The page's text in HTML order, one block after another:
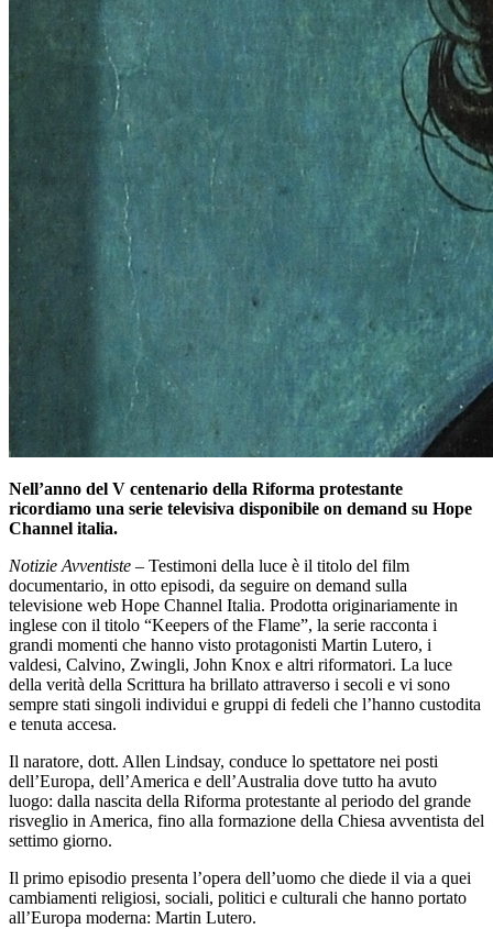
Nell’anno del V centenario della Riforma protestante
ricordiamo una serie televisiva disponibile on demand su Hope
Channel italia.
Notizie Avventiste – Testimoni della luce è il titolo del film
documentario, in otto episodi, da seguire on demand sulla
televisione web Hope Channel Italia. Prodotta originariamente in
inglese con il titolo “Keepers of the Flame”, la serie racconta i
grandi momenti che hanno visto protagonisti Martin Lutero, i
valdesi, Calvino, Zwingli, John Knox e altri riformatori. La luce
della verità della Scrittura ha brillato attraverso i secoli e vi sono
sempre stati singoli individui e gruppi di fedeli che l’hanno custodita
e tenuta accesa.
Il naratore, dott. Allen Lindsay, conduce lo spettatore nei posti
dell’Europa, dell’America e dell’Australia dove tutto ha avuto
luogo: dalla nascita della Riforma protestante al periodo del grande
risveglio in America, fino alla formazione della Chiesa avventista del
settimo giorno.
Il primo episodio presenta l’opera dell’uomo che diede il via a quei
cambiamenti religiosi, sociali, politici e culturali che hanno portato
all’Europa moderna: Martin Lutero.